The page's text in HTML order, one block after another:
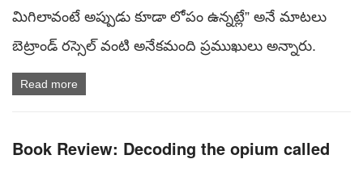
మిగిలావంటే అప్పుడు కూడా లోపం ఉన్నట్లే” అనే మాటలు
బెట్రాండ్‌ రస్సెల్‌ వంటి అనేకమంది ప్రముఖులు అన్నారు.
Read more
Book Review: Decoding the opium called